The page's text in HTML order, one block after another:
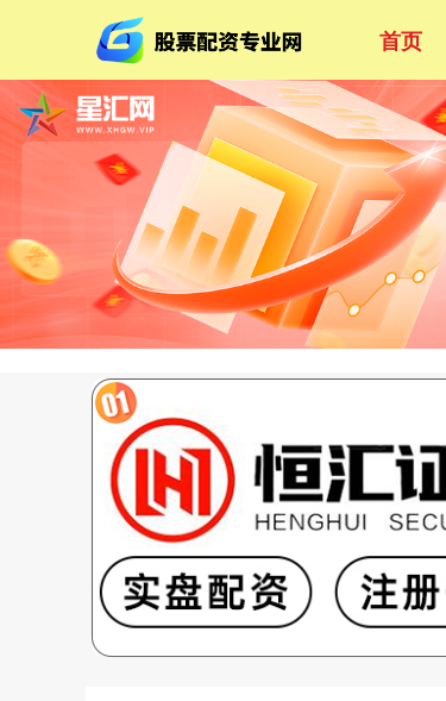
首页